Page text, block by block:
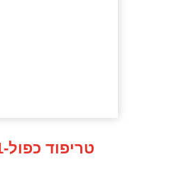
700DEN1-טריפוד כפול